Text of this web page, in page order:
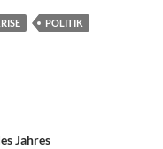
POLITIK
Jahres